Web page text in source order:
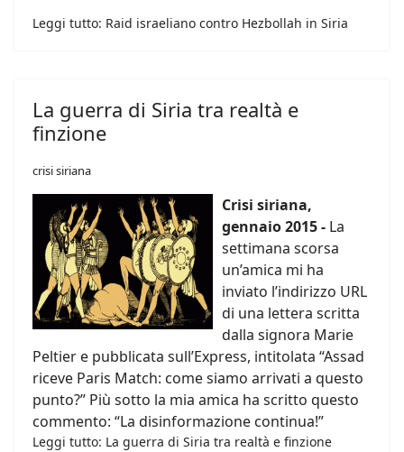
Leggi tutto: Raid israeliano contro Hezbollah in Siria
La guerra di Siria tra realtà e
finzione
crisi siriana
Crisi siriana,
gennaio 2015 - La
settimana scorsa
un’amica mi ha
inviato l’indirizzo URL
di una lettera scritta
dalla signora Marie
Peltier e pubblicata sull’Express, intitolata “Assad
riceve Paris Match: come siamo arrivati a questo
punto?” Più sotto la mia amica ha scritto questo
commento: “La disinformazione continua!”
Leggi tutto: La guerra di Siria tra realtà e finzione